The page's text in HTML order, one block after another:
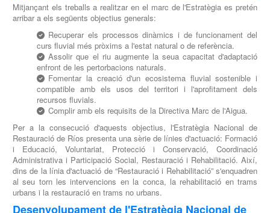
Mitjançant els treballs a realitzar en el marc de l'Estratègia es pretén
arribar a els següents objectius generals:
Recuperar els processos dinàmics i de funcionament del
curs fluvial més pròxims a l'estat natural o de referència.
Assolir que el riu augmente la seua capacitat d'adaptació
enfront de les pertorbacions naturals.
Fomentar la creació d'un ecosistema fluvial sostenible i
compatible amb els usos del territori i l'aprofitament dels
recursos fluvials.
Complir amb els requisits de la Directiva Marc de l'Aigua.
Per a la consecució d'aquests objectius, l'Estratègia Nacional de
Restauració de Ríos presenta una sèrie de línies d'actuació: Formació
i Educació, Voluntariat, Protecció i Conservació, Coordinació
Administrativa i Participació Social, Restauració i Rehabilitació. Així,
dins de la línia d'actuació de “Restauració i Rehabilitació” s'enquadren
al seu torn les intervencions en la conca, la rehabilitació en trams
urbans i la restauració en trams no urbans.
Desenvolupament de l'Estratègia Nacional de